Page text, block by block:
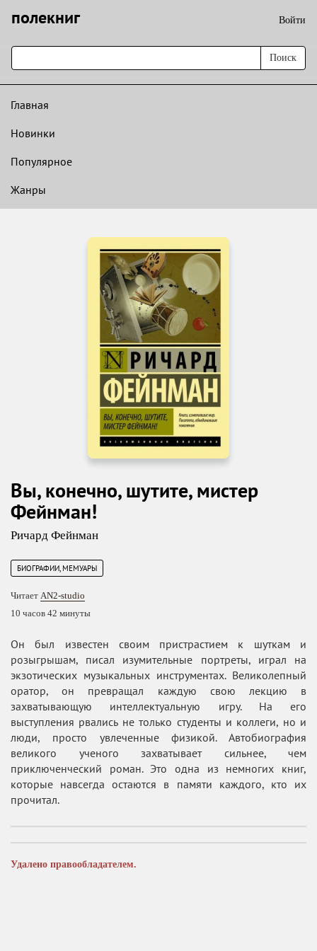
полекниг Войти
Поиск
Главная
Новинки
Популярное
Жанры
Вы, конечно, шутите, мистер
Фейнман!
Ричард Фейнман
БИОГРАФИИ, МЕМУАРЫ
Читает AN2-studio
10 часов 42 минуты
Он был известен своим пристрастием к шуткам и
розыгрышам, писал изумительные портреты, играл на
экзотических музыкальных инструментах. Великолепный
оратор, он превращал каждую свою лекцию в
захватывающую интеллектуальную игру. На его
выступления рвались не только студенты и коллеги, но и
люди, просто увлеченные физикой. Автобиография
великого ученого захватывает сильнее, чем
приключенческий роман. Это одна из немногих книг,
которые навсегда остаются в памяти каждого, кто их
прочитал.
Удалено правообладателем.